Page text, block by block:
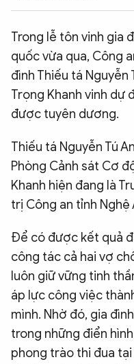
CÔNG NGHỆ
QUỐC TẾ
VĂN HÓA - THỂ THAO
BẠN ĐỌC & CAND
ĐA PHƯƠNG TIỆN
eMagazine
Video
Infographic
Chuyên trang An ninh thế giới
Chuyên đề
Trong lễ tôn vinh gia
quốc vừa qua, Công
đình Thiếu tá Nguyễn
Trọng Khanh vinh dự
được tuyên dương.
Thiếu tá Nguyễn Tú
Phòng Cảnh sát Cơ
Khanh hiện đang là
trị Công an tỉnh Nghệ
Để có được kết quả
công tác cả hai vợ
luôn giữ vững tinh
áp lực công việc
mình. Nhờ đó, gia
trong những điển
phong trào thi đua